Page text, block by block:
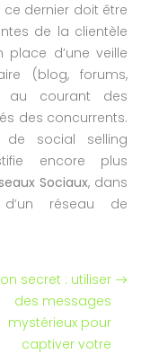
dernier doit être
de la clientèle
place d’une veille
(blog, forums,
au courant des
des concurrents.
de social selling
encore plus
Sociaux, dans
réseau de
secret : utiliser
des messages
mystérieux pour
captiver votre